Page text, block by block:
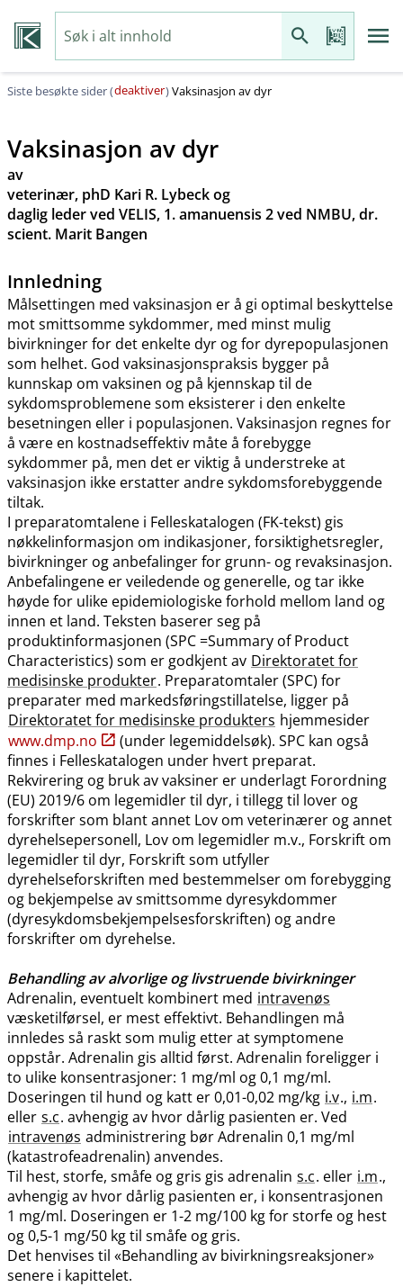
Siste besøkte sider (deaktiver)Vaksinasjon av dyr
Vaksinasjon av dyr
av
veterinær, phD Kari R. Lybeck og
daglig leder ved VELIS, 1. amanuensis 2 ved NMBU, dr.
scient. Marit Bangen
Innledning
Målsettingen med vaksinasjon er å gi optimal beskyttelse
mot smittsomme sykdommer, med minst mulig
bivirkninger for det enkelte dyr og for dyrepopulasjonen
som helhet. God vaksinasjonspraksis bygger på
kunnskap om vaksinen og på kjennskap til de
sykdomsproblemene som eksisterer i den enkelte
besetningen eller i populasjonen. Vaksinasjon regnes for
å være en kostnadseffektiv måte å forebygge
sykdommer på, men det er viktig å understreke at
vaksinasjon ikke erstatter andre sykdomsforebyggende
tiltak.
I preparatomtalene i Felleskatalogen (FK-tekst) gis
nøkkelinformasjon om indikasjoner, forsiktighetsregler,
bivirkninger og anbefalinger for grunn- og revaksinasjon.
Anbefalingene er veiledende og generelle, og tar ikke
høyde for ulike epidemiologiske forhold mellom land og
innen et land. Teksten baserer seg på
produktinformasjonen (SPC =Summary of Product
Characteristics) som er godkjent av Direktoratet for
medisinske produkter. Preparatomtaler (SPC) for
preparater med markedsføringstillatelse, ligger på
Direktoratet for medisinske produkters hjemmesider
www.dmp.no
(under legemiddelsøk). SPC kan også
finnes i Felleskatalogen under hvert preparat.
Rekvirering og bruk av vaksiner er underlagt Forordning
(EU) 2019/6 om legemidler til dyr, i tillegg til lover og
forskrifter som blant annet Lov om veterinærer og annet
dyrehelsepersonell, Lov om legemidler m.v., Forskrift om
legemidler til dyr, Forskrift som utfyller
dyrehelseforskriften med bestemmelser om forebygging
og bekjempelse av smittsomme dyresykdommer
(dyresykdomsbekjempelsesforskriften) og andre
forskrifter om dyrehelse.
Behandling av alvorlige og livstruende bivirkninger
Adrenalin, eventuelt kombinert med intravenøs
væsketilførsel, er mest effektivt. Behandlingen må
innledes så raskt som mulig etter at symptomene
oppstår. Adrenalin gis alltid først. Adrenalin foreligger i
to ulike konsentrasjoner: 1 mg/ml og 0,1 mg​/​ml.
Doseringen til hund og katt er 0,01-0,02 mg/kg i.v., i.m.
eller s.c. avhengig av hvor dårlig pasienten er. Ved
intravenøs administrering bør Adrenalin 0,1 mg/ml
(katastrofeadrenalin) anvendes.
Til hest, storfe, småfe og gris gis adrenalin s.c. eller i.m.,
avhengig av hvor dårlig pasienten er, i konsentrasjonen
1 mg​/​ml. Doseringen er 1-2 mg/100 kg for storfe og hest
og 0,5-1 mg/50 kg til småfe og gris.
Det henvises til «Behandling av bivirkningsreaksjoner»
senere i kapittelet.